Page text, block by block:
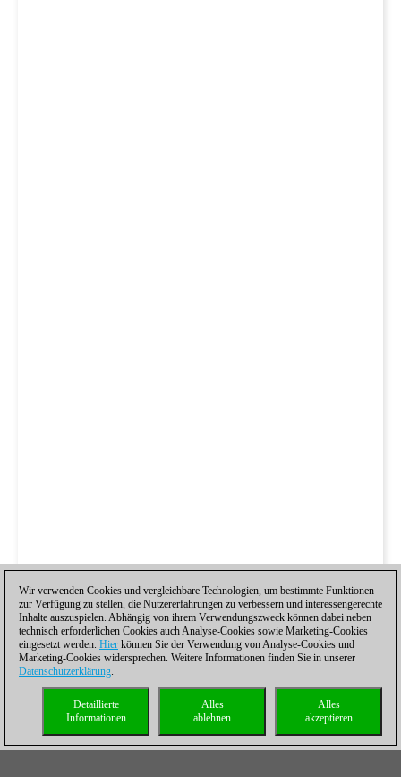
Wir verwenden Cookies und vergleichbare Technologien, um bestimmte Funktionen
zur Verfügung zu stellen, die Nutzererfahrungen zu verbessern und interessengerechte
Inhalte auszuspielen. Abhängig von ihrem Verwendungszweck können dabei neben
technisch erforderlichen Cookies auch Analyse-Cookies sowie Marketing-Cookies
eingesetzt werden. Hier können Sie der Verwendung von Analyse-Cookies und
Marketing-Cookies widersprechen. Weitere Informationen finden Sie in unserer
Datenschutzerklärung.
Alles
akzeptieren
Alles
ablehnen
Detaillierte
Informationen